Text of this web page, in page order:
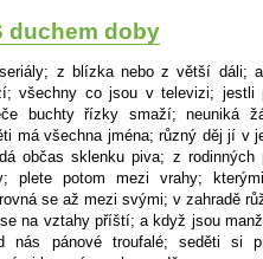
duchem doby
z blízka nebo z větší dáli;
všechny co jsou v televizi; jestli
buchty řízky smaží; neuniká
má všechna jména; různý děj jí v
občas sklenku piva; z rodinných
plete potom mezi vrahy;
se až mezi svými; v zahradě
na vztahy příští; a když jsou
nás pánové troufalé; seděti si